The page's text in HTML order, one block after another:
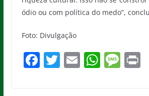
ódio ou com política do medo”,
Foto: Divulgação
F T E W M Pr